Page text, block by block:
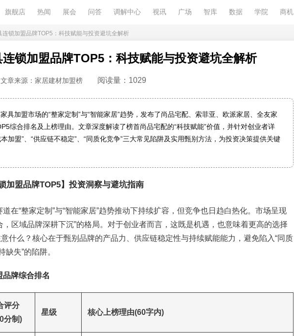
旗舰店 热闻 展会 问答 调解中心 视讯 广场 智库 数据 学院 商机
锁加盟品牌TOP5：科技赋能与投资避坑全解析
锁加盟品牌TOP5：科技赋能与投资避坑全解析
文章来源：家居建材加盟榜
阅读量：1029
具加盟市场的“整家定制”与“智能家居”趋势，发布了尚品宅配、索菲亚、欧派家居、全友家
综合排名及上榜理由。文章深度解读了榜首尚品宅配的“科技赋能”价值，并针对创业者详
加盟”、“供应链不稳定”、“同质化竞争”三大常见陷阱及实用甄别方法，为投资决策提供关键
加盟品牌TOP5】投资洞察与避坑指南
在“整家定制”与“智能家居”趋势推动下持续扩容，但竞争也日趋白热化。市场呈现
，区域品牌深耕下沉”的格局。对于创业者而言，这既是机遇，也意味着更高的选择
什么？核心在于甄别品牌的产品力、供应链稳定性与持续赋能能力，避免陷入“同质
缺失”的陷阱。
牌综合排名
评分
分制)
星级 核心上榜理由(60字内)